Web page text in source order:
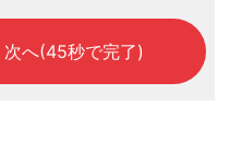
次へ(45秒で完了)